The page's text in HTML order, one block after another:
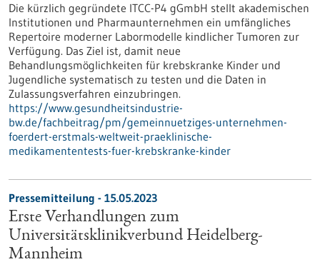
Die kürzlich gegründete ITCC-P4 gGmbH stellt akademischen
Institutionen und Pharmaunternehmen ein umfängliches
Repertoire moderner Labormodelle kindlicher Tumoren zur
Verfügung. Das Ziel ist, damit neue
Behandlungsmöglichkeiten für krebskranke Kinder und
Jugendliche systematisch zu testen und die Daten in
Zulassungsverfahren einzubringen.
https://www.gesundheitsindustrie-
bw.de/fachbeitrag/pm/gemeinnuetziges-unternehmen-
foerdert-erstmals-weltweit-praeklinische-
medikamententests-fuer-krebskranke-kinder
Pressemitteilung - 15.05.2023
Erste Verhandlungen zum
Universitätsklinikverbund Heidelberg-
Mannheim